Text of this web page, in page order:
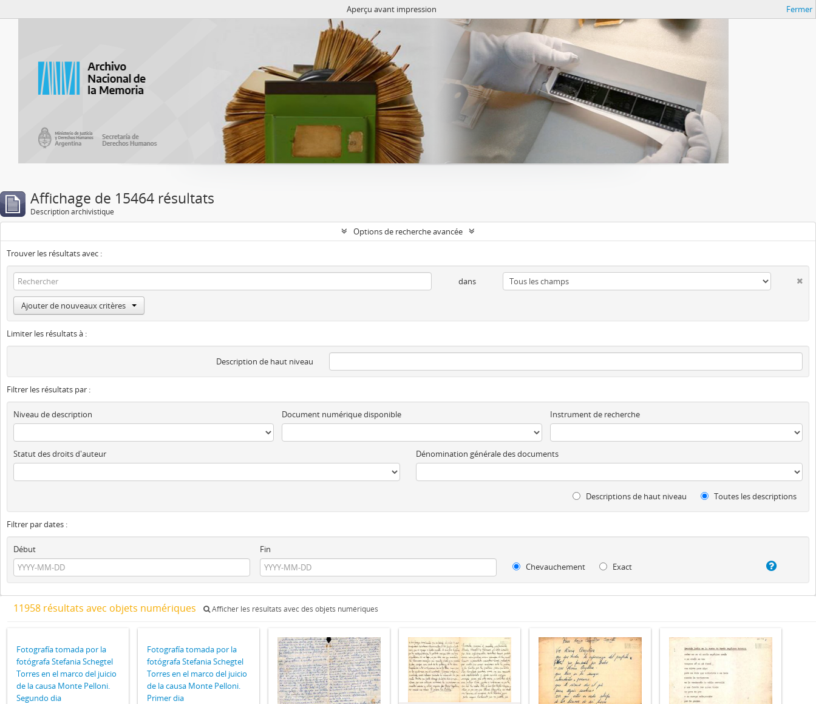
Aperçu avant impression Fermer
Affichage de 15464 résultats
Description archivistique
Options de recherche avancée
Trouver les résultats avec :
dans
Ajouter de nouveaux critères
Limiter les résultats à :
Description de haut niveau
Filtrer les résultats par :
Niveau de description Document numérique disponible Instrument de recherche
Statut des droits d'auteur Dénomination générale des documents
Descriptions de haut niveau Toutes les descriptions
Filtrer par dates :
Début
Fin
Chevauchement
Exact
11958 résultats avec objets numériques Afficher les résultats avec des objets numériques
Fotografía tomada por la
fotógrafa Stefania Schegtel
Torres en el marco del juicio
de la causa Monte Pelloni.
Segundo dia
Fotografía tomada por la
fotógrafa Stefania Schegtel
Torres en el marco del juicio
de la causa Monte Pelloni.
Primer dia